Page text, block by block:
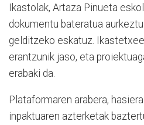
Ikastolak, Artaza Pinueta
dokumentu bateratua
gelditzeko eskatuz.
erantzunik jaso, eta
erabaki da.
Plataformaren arabera,
inpaktuaren azterketak